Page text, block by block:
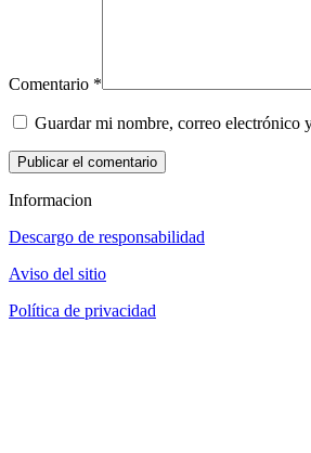
Comentario *
Guardar mi nombre, correo electrónico
Informacion
Descargo de responsabilidad
Aviso del sitio
Política de privacidad